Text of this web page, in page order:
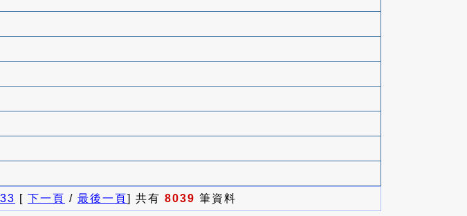
[ 下一頁 / 最後一頁] 共有 8039 筆資料